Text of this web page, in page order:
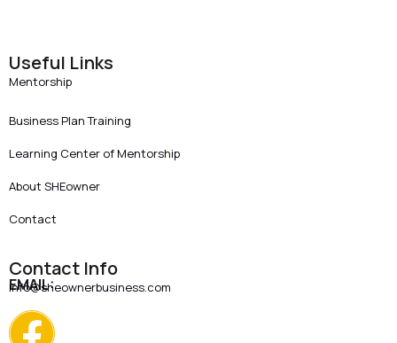
Useful Links
Mentorship
Business Plan Training
Learning Center of Mentorship
About SHEowner
Contact
Contact Info
EMAIL:
info@sheownerbusiness.com